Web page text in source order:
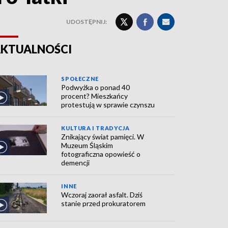
UDOSTĘPNIJ:
SPOŁECZNE
Podwyżka o ponad 40
procent? Mieszkańcy
protestują w sprawie czynszu
KULTURA I TRADYCJA
Znikający świat pamięci. W
Muzeum Śląskim
fotograficzna opowieść o
demencji
INNE
Wczoraj zaorał asfalt. Dziś
stanie przed prokuratorem